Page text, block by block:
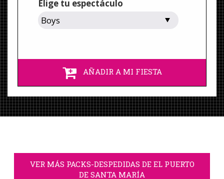
Elige tu espectáculo
AÑADIR A MI FIESTA
VER MÁS PACKS-DESPEDIDAS DE EL PUERTO
DE SANTA MARÍA